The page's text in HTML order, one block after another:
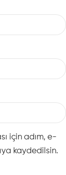
için adım, e-
kaydedilsin.